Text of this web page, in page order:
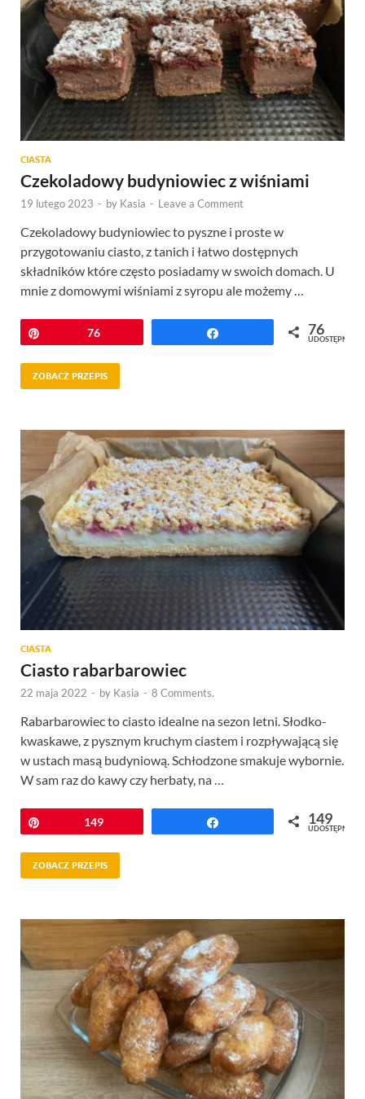
CIASTA
Czekoladowy budyniowiec z wiśniami
19 lutego 2023 - by Kasia - Leave a Comment
Czekoladowy budyniowiec to pyszne i proste w
przygotowaniu ciasto, z tanich i łatwo dostępnych
składników które często posiadamy w swoich domach. U
mnie z domowymi wiśniami z syropu ale możemy …
Przypnij76 76
UDOSTĘPNIEŃ
ZOBACZ PRZEPIS
CIASTA
Ciasto rabarbarowiec
22 maja 2022 - by Kasia - 8 Comments.
Rabarbarowiec to ciasto idealne na sezon letni. Słodko-
kwaskawe, z pysznym kruchym ciastem i rozpływającą się
w ustach masą budyniową. Schłodzone smakuje wybornie.
W sam raz do kawy czy herbaty, na …
Przypnij149 149
UDOSTĘPNIEŃ
ZOBACZ PRZEPIS